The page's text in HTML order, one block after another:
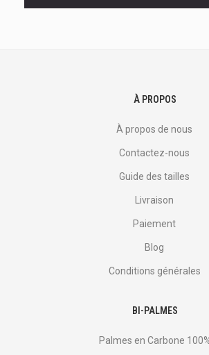
À PROPOS
À propos de nous
Contactez-nous
Guide des tailles
Livraison
Paiement
Blog
Conditions générales
BI-PALMES
Palmes en Carbone